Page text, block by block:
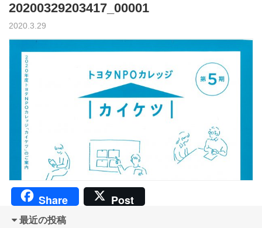
20200329203417_00001
2020.3.29
Share Post
最近の投稿